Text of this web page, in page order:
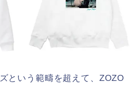
という範疇を超えて、ZOZO